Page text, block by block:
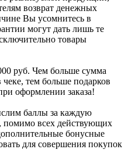
возврат денежных
Вы усомнитесь в
могут дать лишь те
товары
руб. Чем больше сумма
тем больше подарков
оформлении заказа!
баллы за каждую
помимо всех действующих
бонусные
для совершения покупок